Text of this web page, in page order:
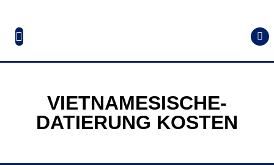
VIETNAMESISCHE-
DATIERUNG KOSTEN